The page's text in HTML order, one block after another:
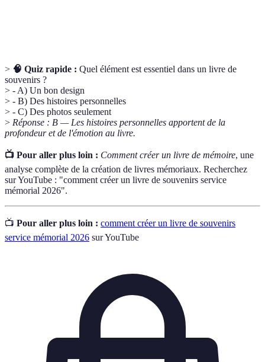
> 🧠 Quiz rapide : Quel élément est essentiel dans un livre de
souvenirs ?
> - A) Un bon design
> - B) Des histoires personnelles
> - C) Des photos seulement
> Réponse : B — Les histoires personnelles apportent de la
profondeur et de l'émotion au livre.
📺 Pour aller plus loin : Comment créer un livre de mémoire, une
analyse complète de la création de livres mémoriaux. Recherchez
sur YouTube : "comment créer un livre de souvenirs service
mémorial 2026".
📺 Pour aller plus loin : comment créer un livre de souvenirs
service mémorial 2026 sur YouTube